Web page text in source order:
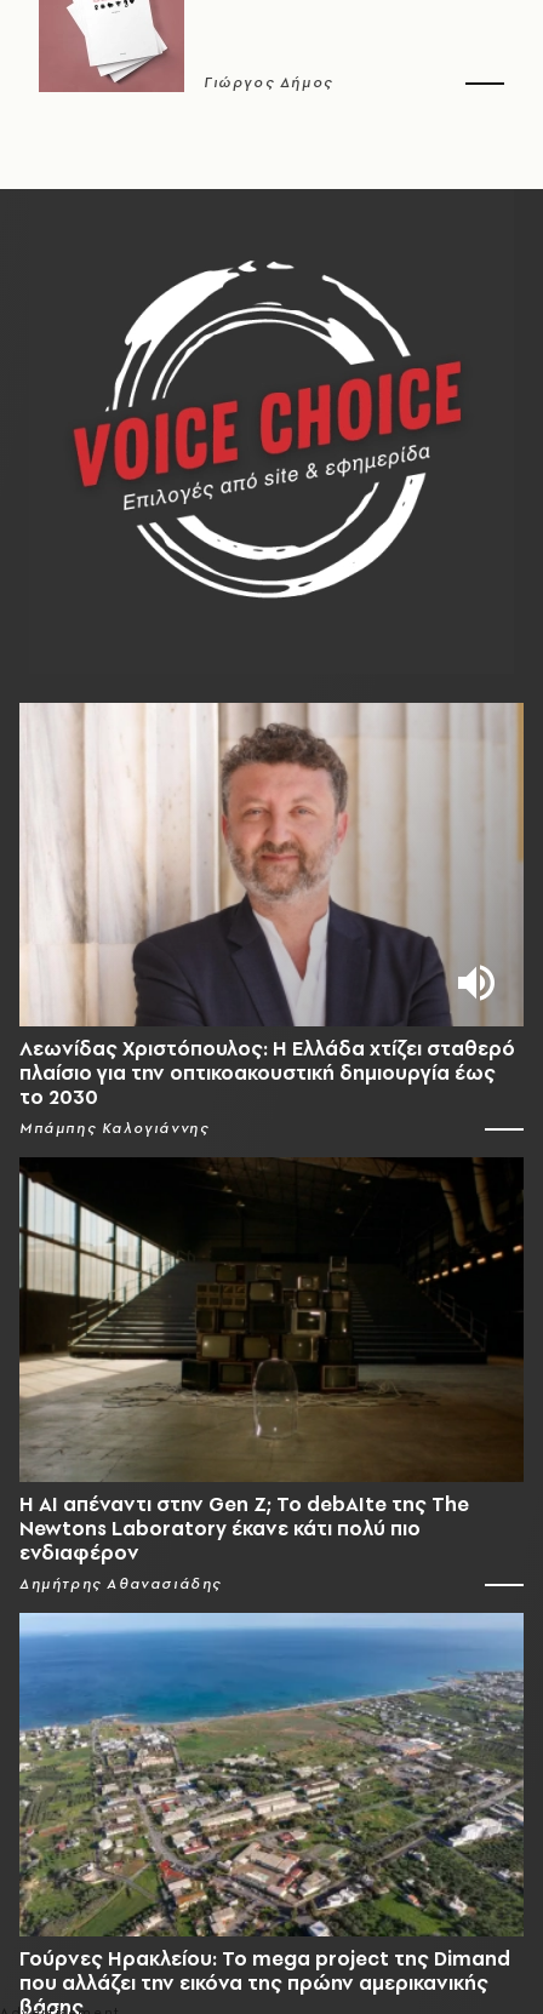
Γιώργος Δήμος
Λεωνίδας Χριστόπουλος: Η Ελλάδα χτίζει σταθερό
πλαίσιο για την οπτικοακουστική δημιουργία έως
το 2030
Μπάμπης Καλογιάννης
Η AI απέναντι στην Gen Z; Το debAIte της The
Newtons Laboratory έκανε κάτι πολύ πιο
ενδιαφέρον
Δημήτρης Αθανασιάδης
Γούρνες Ηρακλείου: To mega project της Dimand
που αλλάζει την εικόνα της πρώην αμερικανικής
βάσης